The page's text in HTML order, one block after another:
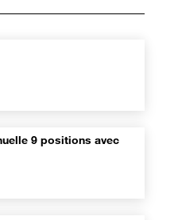
9 positions avec